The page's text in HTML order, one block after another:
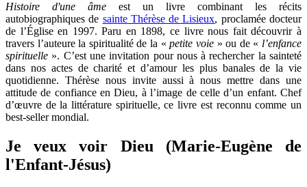
Histoire d'une âme est un livre combinant les récits
autobiographiques de sainte Thérèse de Lisieux, proclamée docteur
de l’Église en 1997. Paru en 1898, ce livre nous fait découvrir à
travers l’auteure la spiritualité de la «petite voie» ou de « l’enfance
spirituelle ». C’est une invitation pour nous à rechercher la sainteté
dans nos actes de charité et d’amour les plus banales de la vie
quotidienne. Thérèse nous invite aussi à nous mettre dans une
attitude de confiance en Dieu, à l’image de celle d’un enfant. Chef
d’œuvre de la littérature spirituelle, ce livre est reconnu comme un
best-seller mondial.
Je veux voir Dieu (Marie-Eugène de
l'Enfant-Jésus)